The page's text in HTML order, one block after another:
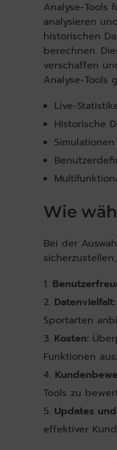
Analyse-Tools
analysieren
historischen
berechnen.
verschaffen
Analyse-Tools
Live-
Historische
Wie
Bei der
Datenvielfalt:
Sportarten
Kosten:
Funktionen
Tools zu
Updates
effektiver